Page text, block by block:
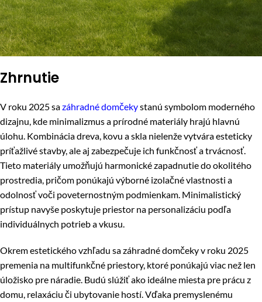
Zhrnutie
V roku 2025 sazáhradné domčekystanú symbolom moderného
dizajnu, kde minimalizmus a prírodné materiály hrajú hlavnú
úlohu. Kombinácia dreva, kovu a skla nielenže vytvára esteticky
príťažlivé stavby, ale aj zabezpečuje ich funkčnosť a trvácnosť.
Tieto materiály umožňujú harmonické zapadnutie do okolitého
prostredia, pričom ponúkajú výborné izolačné vlastnosti a
odolnosť voči poveternostným podmienkam. Minimalistický
prístup navyše poskytuje priestor na personalizáciu podľa
individuálnych potrieb a vkusu.
Okrem estetického vzhľadu sa záhradné domčeky v roku 2025
premenia na multifunkčné priestory, ktoré ponúkajú viac než len
úložisko pre náradie. Budú slúžiť ako ideálne miesta pre prácu z
domu, relaxáciu či ubytovanie hostí. Vďaka premyslenému